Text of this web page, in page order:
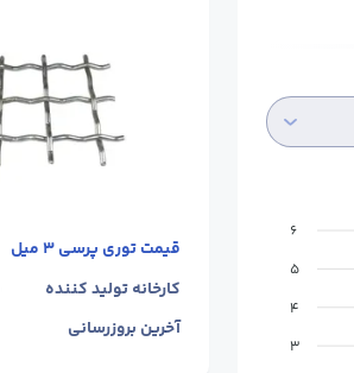
6
5
4
3
قیمتتوری پرسی 3 میل
کارخانه تولید کننده
آخرین بروزرسانی